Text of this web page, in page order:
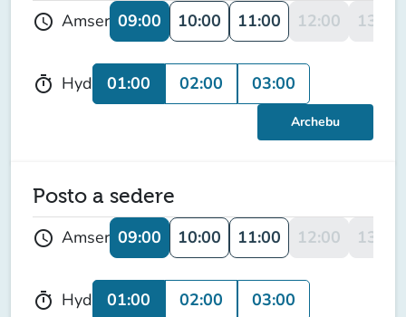
schedule Amser 09:00 10:00 11:00 12:00 13:00
timer Hyd 01:00 02:00 03:00
Archebu
Posto a sedere
schedule Amser 09:00 10:00 11:00 12:00 13:00
timer Hyd 01:00 02:00 03:00